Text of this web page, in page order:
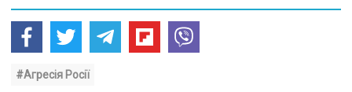
#Агресія Росії